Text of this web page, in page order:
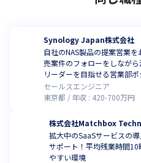
Synology Japan株式会社
自社のNAS製品の提案営業
売案件のフォローをしなが
リーダーを目指せる営業部
セールスエンジニア
東京都
年収 : 420-700万円
株式会社Matchbox
拡大中のSaaSサービスの
サポート！平均残業時間
やすい環境